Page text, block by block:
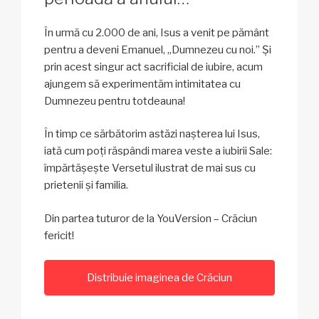
În urmă cu 2.000 de ani, Isus a venit pe pământ
pentru a deveni Emanuel, „Dumnezeu cu noi.” Și
prin acest singur act sacrificial de iubire, acum
ajungem să experimentăm intimitatea cu
Dumnezeu pentru totdeauna!
În timp ce sărbătorim astăzi nașterea lui Isus,
iată cum poți răspândi marea veste a iubirii Sale:
împărtășește Versetul ilustrat de mai sus cu
prietenii și familia.
Din partea tuturor de la YouVersion – Crăciun
fericit!
Distribuie imaginea de Crăciun